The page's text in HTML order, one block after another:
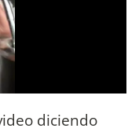
diciendo